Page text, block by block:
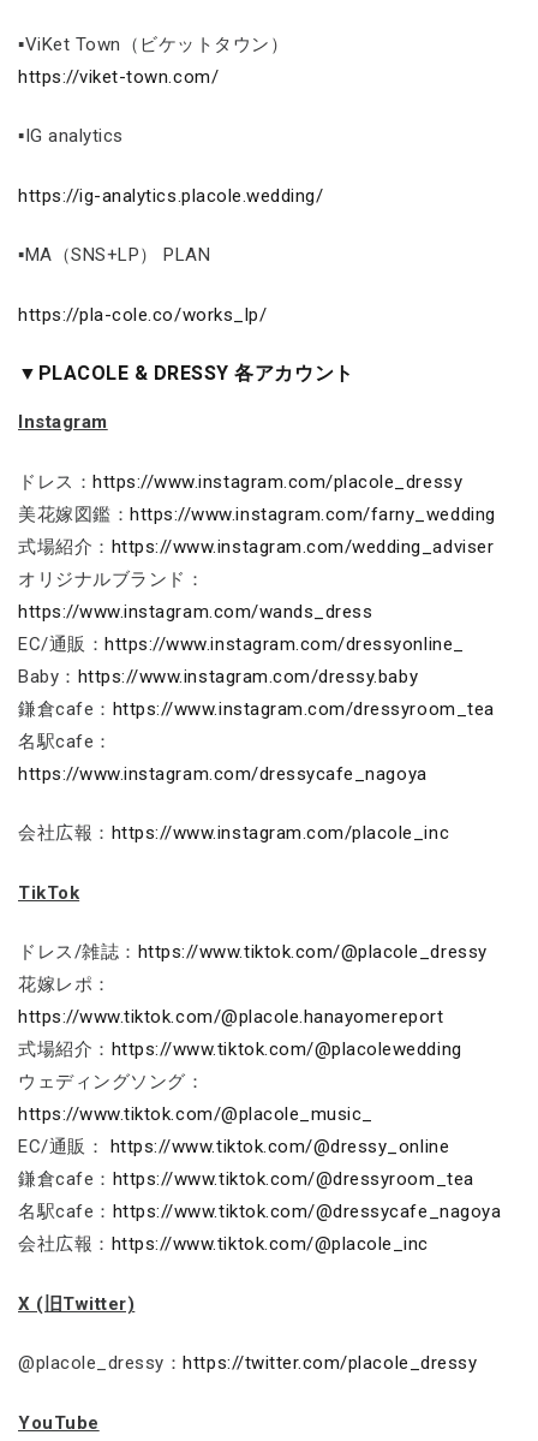
▪ViKet Town（ビケットタウン）
https://viket-town.com/
▪IG analytics
https://ig-analytics.placole.wedding/
▪MA（SNS+LP） PLAN
https://pla-cole.co/works_lp/
▼PLACOLE & DRESSY 各アカウント
Instagram
ドレス：https://www.instagram.com/placole_dressy
美花嫁図鑑：https://www.instagram.com/farny_wedding
式場紹介： https://www.instagram.com/wedding_adviser
オリジナルブランド：
https://www.instagram.com/wands_dress
EC/通販：https://www.instagram.com/dressyonline_
Baby： https://www.instagram.com/dressy.baby
鎌倉cafe： https://www.instagram.com/dressyroom_tea
名駅cafe：
https://www.instagram.com/dressycafe_nagoya
会社広報： https://www.instagram.com/placole_inc
TikTok
ドレス/雑誌： https://www.tiktok.com/@placole_dressy
花嫁レポ：
https://www.tiktok.com/@placole.hanayomereport
式場紹介： https://www.tiktok.com/@placolewedding
ウェディングソング：
https://www.tiktok.com/@placole_music_
EC/通販： https://www.tiktok.com/@dressy_online
鎌倉cafe： https://www.tiktok.com/@dressyroom_tea
名駅cafe： https://www.tiktok.com/@dressycafe_nagoya
会社広報： https://www.tiktok.com/@placole_inc
X (旧Twitter)
@placole_dressy：https://twitter.com/placole_dressy
YouTube